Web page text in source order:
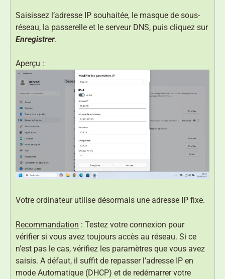
Saisissez l’adresse IP souhaitée, le masque de sous-
réseau, la passerelle et le serveur DNS, puis cliquez sur
Enregistrer.
Aperçu :
Votre ordinateur utilise désormais une adresse IP fixe.
Recommandation : Testez votre connexion pour
vérifier si vous avez toujours accès au réseau. Si ce
n’est pas le cas, vérifiez les paramètres que vous avez
saisis. A défaut, il suffit de repasser l’adresse IP en
mode Automatique (DHCP) et de redémarrer votre